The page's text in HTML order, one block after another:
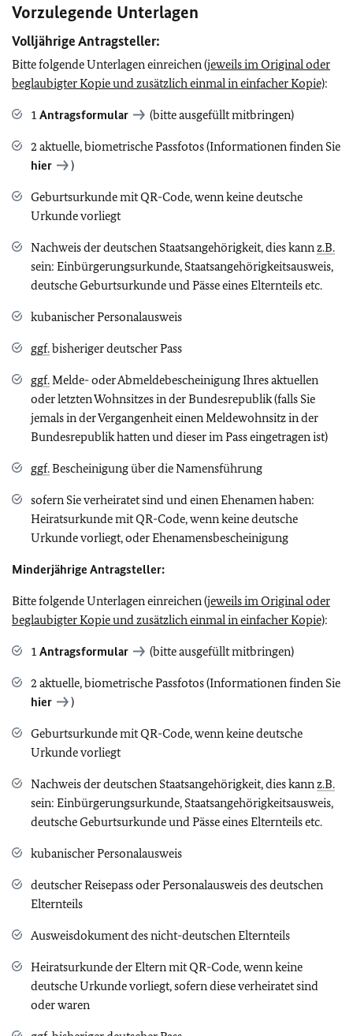
Vorzulegende Unterlagen
Volljährige Antragsteller:
Bitte folgende Unterlagen einreichen (jeweils im Original oder
beglaubigter Kopie und zusätzlich einmal in einfacher Kopie):
1 Antragsformular (bitte ausgefüllt mitbringen)
2 aktuelle, biometrische Passfotos (Informationen finden Sie
hier
)
Geburtsurkunde mit QR-Code, wenn keine deutsche
Urkunde vorliegt
Nachweis der deutschen Staatsangehörigkeit, dies kann z.B.
sein: Einbürgerungsurkunde, Staatsangehörigkeitsausweis,
deutsche Geburtsurkunde und Pässe eines Elternteils etc.
kubanischer Personalausweis
ggf.bisheriger deutscher Pass
ggf. Melde- oder Abmeldebescheinigung Ihres aktuellen
oder letzten Wohnsitzes in der Bundesrepublik (falls Sie
jemals in der Vergangenheit einen Meldewohnsitz in der
Bundesrepublik hatten und dieser im Pass eingetragen ist)
ggf.Bescheinigung über die Namensführung
sofern Sie verheiratet sind und einen Ehenamen haben:
Heiratsurkunde mit QR-Code, wenn keine deutsche
Urkunde vorliegt, oder Ehenamensbescheinigung
Minderjährige Antragsteller:
Bitte folgende Unterlagen einreichen (jeweils im Original oder
beglaubigter Kopie und zusätzlich einmal in einfacher Kopie):
1 Antragsformular (bitte ausgefüllt mitbringen)
2 aktuelle, biometrische Passfotos (Informationen finden Sie
hier
)
Geburtsurkunde mit QR-Code, wenn keine deutsche
Urkunde vorliegt
Nachweis der deutschen Staatsangehörigkeit, dies kann z.B.
sein: Einbürgerungsurkunde, Staatsangehörigkeitsausweis,
deutsche Geburtsurkunde und Pässe eines Elternteils etc.
kubanischer Personalausweis
deutscher Reisepass oder Personalausweis des deutschen
Elternteils
Ausweisdokument des nicht-deutschen Elternteils
Heiratsurkunde der Eltern mit QR-Code, wenn keine
deutsche Urkunde vorliegt, sofern diese verheiratet sind
oder waren